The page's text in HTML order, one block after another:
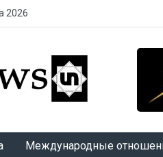
2026
Международные